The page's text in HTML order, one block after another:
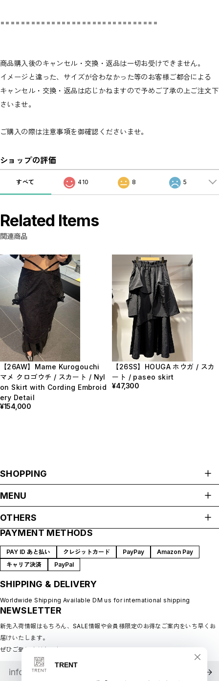
===============================
商品購入後のキャンセル・交換・返品は一切お受けできません。
イメージと違った、サイズが合わなかった等のお客様ご都合による
キャンセル・交換・返品は応じかねますので予めご了承の上ご注文下
さいませ。
ご購入の際は注意事項を御確認くださいませ。
ショップの評価
すべて 410 8 5
Related Items
関連商品
【26AW】Mame Kurogouchi
マメ クロゴウチ / スカート / Nyl
on Skirt with Cording Embroid
ery Detail
¥154,000
【26SS】HOUGA ホウガ / スカ
ート / paseo skirt
¥47,300
SHOPPING
MENU
SHOP GUIDE
BLOG
MEMBERSHIP
LOGIN
OTHERS
プライバシーポリシー
特定商取引法に基づく表記
会員規約
PAYMENT METHODS
PAY ID あと払い クレジットカード PayPay
Amazon Pay
キャリア決済
PayPal
SHIPPING & DELIVERY
Worldwide Shipping Available DM us for international shipping
NEWSLETTER
新先入荷情報はもちろん、SALE情報や会員様限定のお得なご案内をいち早くお
届けいたします。
ぜひご登録ください♪